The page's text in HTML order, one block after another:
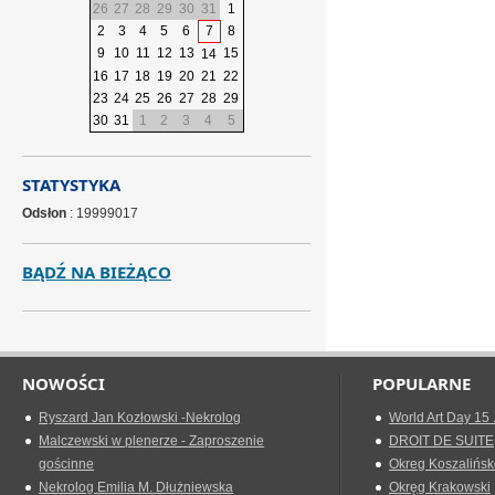
26 27 28 29 30 31
1
2
3 4 5 6 7
8
9
10 11 12 13 14 15
16 17 18 19 20 21 22
23 24 25 26 27 28 29
30 31 1 2 3 4 5
STATYSTYKA
Odsłon : 19999017
BĄDŹ NA BIEŻĄCO
NOWOŚCI
Ryszard Jan Kozłowski -Nekrolog
Malczewski w plenerze - Zaproszenie
gościnne
Nekrolog Emilia M. Dłużniewska
POPULARNE
World Art Day 15
DROIT DE SUITE
Okreg
Okręg Krakowski